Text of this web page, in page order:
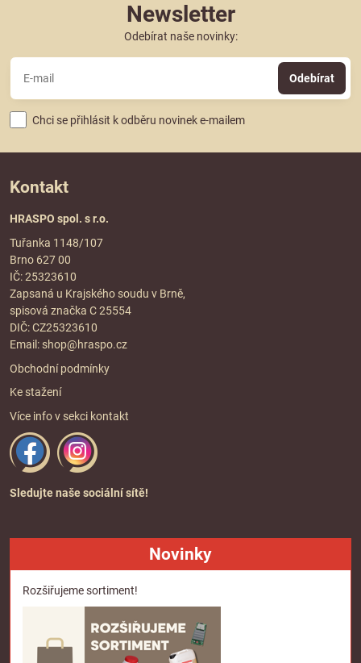
Newsletter
Odebírat naše novinky:
Odebírat
Chci se přihlásit k odběru novinek e-mailem
Kontakt
HRASPO spol. s r.o.
Tuřanka 1148/107
Brno 627 00
IČ: 25323610
Zapsaná u Krajského soudu v Brně,
spisová značka C 25554
DIČ: CZ25323610
Email: shop@hraspo.cz
Obchodní podmínky
Ke stažení
Více info v sekci kontakt
Sledujte naše sociální sítě!
Novinky
Rozšiřujeme sortiment!